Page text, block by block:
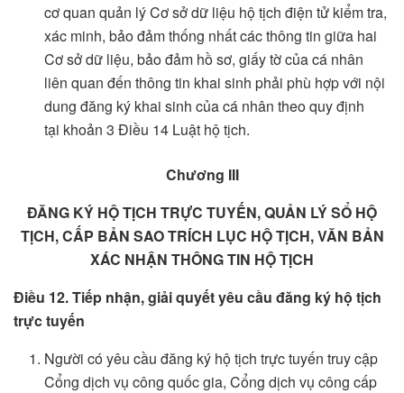
cơ quan quản lý Cơ sở dữ liệu hộ tịch điện tử kiểm tra,
xác minh, bảo đảm thống nhất các thông tin giữa hai
Cơ sở dữ liệu, bảo đảm hồ sơ, giấy tờ của cá nhân
liên quan đến thông tin khai sinh phải phù hợp với nội
dung đăng ký khai sinh của cá nhân theo quy định
tại khoản 3 Điều 14 Luật hộ tịch.
Chương III
ĐĂNG KÝ HỘ TỊCH TRỰC TUYẾN, QUẢN LÝ SỔ HỘ
TỊCH, CẤP BẢN SAO TRÍCH LỤC HỘ TỊCH, VĂN BẢN
XÁC NHẬN THÔNG TIN HỘ TỊCH
Điều 12. Tiếp nhận, giải quyết yêu cầu đăng ký hộ tịch
trực tuyến
Người có yêu cầu đăng ký hộ tịch trực tuyến truy cập
Cổng dịch vụ công quốc gia, Cổng dịch vụ công cấp